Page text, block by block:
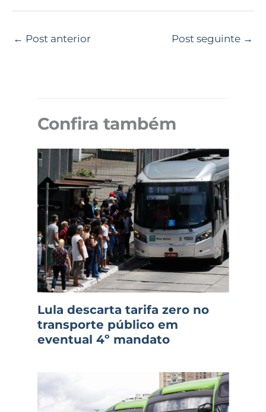
← Post anterior Post seguinte →
Confira também
Lula descarta tarifa zero no
transporte público em
eventual 4º mandato